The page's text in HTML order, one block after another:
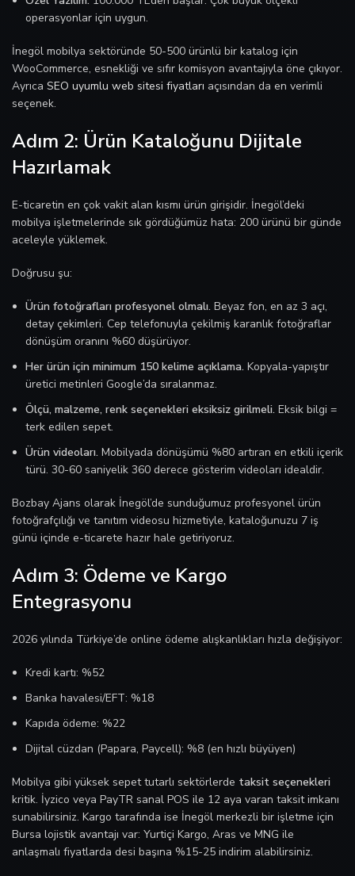
operasyonlar için uygun.
İnegöl mobilya sektöründe 50-500 ürünlü bir katalog için
WooCommerce, esnekliği ve sıfır komisyon avantajıyla öne çıkıyor.
Ayrıca SEO uyumlu web sitesi fiyatları açısından da en verimli
seçenek.
Adım 2: Ürün Kataloğunu Dijitale
Hazırlamak
E-ticaretin en çok vakit alan kısmı ürün girişidir. İnegöl’deki
mobilya işletmelerinde sık gördüğümüz hata: 200 ürünü bir günde
aceleyle yüklemek.
Doğrusu şu:
Ürün fotoğrafları profesyonel olmalı. Beyaz fon, en az 3 açı,
detay çekimleri. Cep telefonuyla çekilmiş karanlık fotoğraflar
dönüşüm oranını %60 düşürüyor.
Her ürün için minimum 150 kelime açıklama. Kopyala-yapıştır
üretici metinleri Google’da sıralanmaz.
Ölçü, malzeme, renk seçenekleri eksiksiz girilmeli. Eksik bilgi =
terk edilen sepet.
Ürün videoları. Mobilyada dönüşümü %80 artıran en etkili içerik
türü. 30-60 saniyelik 360 derece gösterim videoları idealdir.
Bozbay Ajans olarak İnegöl’de sunduğumuz profesyonel ürün
fotoğrafçılığı ve tanıtım videosu hizmetiyle, kataloğunuzu 7 iş
günü içinde e-ticarete hazır hale getiriyoruz.
Adım 3: Ödeme ve Kargo
Entegrasyonu
2026 yılında Türkiye’de online ödeme alışkanlıkları hızla değişiyor:
Kredi kartı: %52
Banka havalesi/EFT: %18
Kapıda ödeme: %22
Dijital cüzdan (Papara, Paycell): %8 (en hızlı büyüyen)
Mobilya gibi yüksek sepet tutarlı sektörlerde taksit seçenekleri
kritik. İyzico veya PayTR sanal POS ile 12 aya varan taksit imkanı
sunabilirsiniz. Kargo tarafında ise İnegöl merkezli bir işletme için
Bursa lojistik avantajı var: Yurtiçi Kargo, Aras ve MNG ile
anlaşmalı fiyatlarda desi başına %15-25 indirim alabilirsiniz.